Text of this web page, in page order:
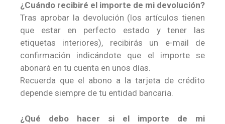
¿Cuándo recibiré el importe de mi devolución?
Tras aprobar la devolución (los artículos tienen
que estar en perfecto estado y tener las
etiquetas interiores), recibirás un e-mail de
confirmación indicándote que el importe se
abonará en tu cuenta en unos días.
Recuerda que el abono a la tarjeta de crédito
depende siempre de tu entidad bancaria.
¿Qué debo hacer si el importe de mi